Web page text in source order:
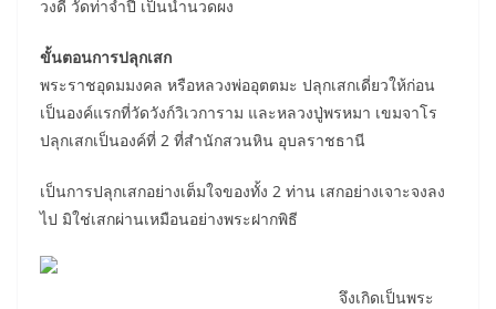
วงดี วัดท่าจำปี เป็นน้ำนวดผง
ขั้นตอนการปลุกเสก
พระราชอุดมมงคล หรือหลวงพ่ออุตตมะ ปลุกเสกเดี่ยวให้ก่อน
เป็นองค์แรกที่วัดวังก์วิเวการาม และหลวงปู่พรหมา เขมจาโร
ปลุกเสกเป็นองค์ที่ 2 ที่สำนักสวนหิน อุบลราชธานี
เป็นการปลุกเสกอย่างเต็มใจของทั้ง 2 ท่าน เสกอย่างเจาะจงลง
ไป มิใช่เสกผ่านเหมือนอย่างพระฝากพิธี
จึงเกิดเป็นพระ